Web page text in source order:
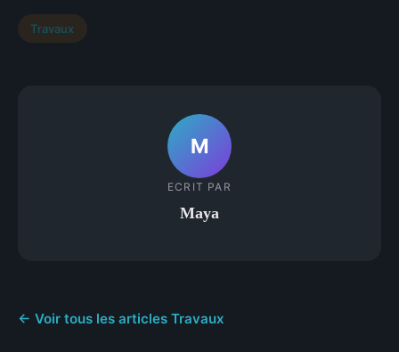
Travaux
M
ECRIT PAR
Maya
← Voir tous les articles Travaux